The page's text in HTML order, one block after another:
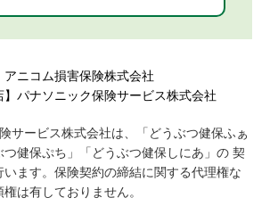
アニコム損害保険株式会社
】パナソニック保険サービス株式会社
サービス株式会社は、「どうぶつ健保ふぁ
健保ぷち」「どうぶつ健保しにあ」の 契
ます。保険契約の締結に関する代理権な
は有しておりません。